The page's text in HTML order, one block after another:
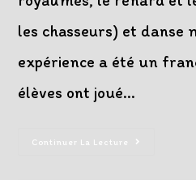
les chasseurs) et danse
expérience a été un
élèves ont joué…
Continuer La Lecture
Des